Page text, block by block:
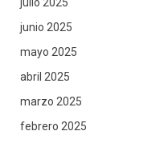
junio 2025
mayo 2025
abril 2025
marzo 2025
febrero 2025